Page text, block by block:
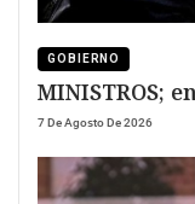
GOBIERNO
MINISTROS;
7 De Agosto De 2026